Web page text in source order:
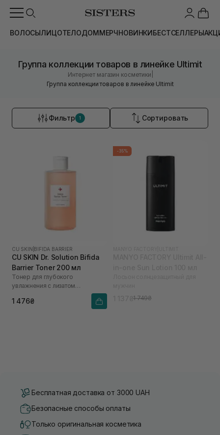
ВОЛОСЫЛИЦОТЕЛОДОММЕРЧНОВИНКИБЕСТСЕЛЛЕРЫ
Группа коллекции товаров в линейке Ultimit
Интернет магазин косметики
Группа коллекции товаров в линейке Ultimit
Фильтр 1 Сортировать
CU SKIN BIFIDA BARRIER
CU SKIN Dr. Solution Bifida
Barrier Toner 200 мл
Тонер для глубокого
увлажнения с лизатом
1 476₴
-35%
1 137₴1 749₴
Бесплатная доставка от 3000 UAH
Безопасные способы оплаты
Только оригинальная косметика